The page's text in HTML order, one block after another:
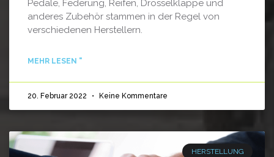
Pedale, Federung, Reifen, Drosselklappe und
anderes Zubehör stammen in der Regel von
verschiedenen Herstellern.
MEHR LESEN "
20. Februar 2022 Keine Kommentare
HERSTELLUNG